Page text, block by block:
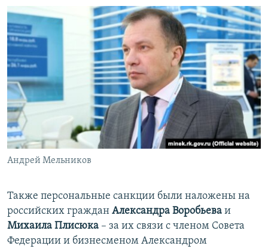
Андрей Мельников
Также персональные санкции были наложены на
российских граждан Александра Воробьева и
Михаила Плисюка – за их связи с членом Совета
Федерации и бизнесменом Александром